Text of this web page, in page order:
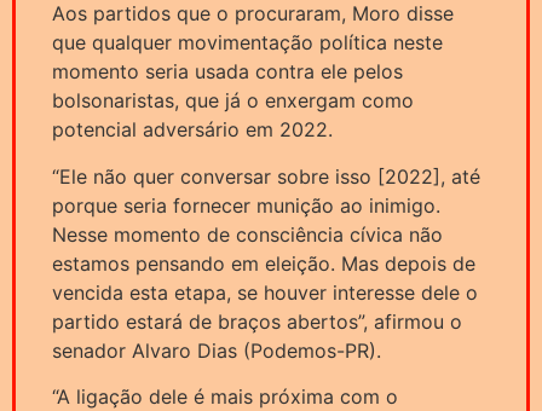
Aos partidos que o procuraram, Moro disse
que qualquer movimentação política neste
momento seria usada contra ele pelos
bolsonaristas, que já o enxergam como
potencial adversário em 2022.
“Ele não quer conversar sobre isso [2022], até
porque seria fornecer munição ao inimigo.
Nesse momento de consciência cívica não
estamos pensando em eleição. Mas depois de
vencida esta etapa, se houver interesse dele o
partido estará de braços abertos”, afirmou o
senador Alvaro Dias (Podemos-PR).
“A ligação dele é mais próxima com o